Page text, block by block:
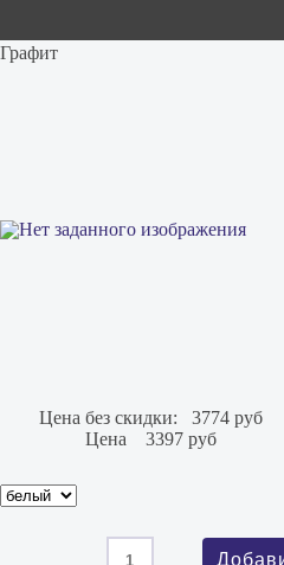
Графит
Цена без скидки:
3774 руб
Цена
3397 руб